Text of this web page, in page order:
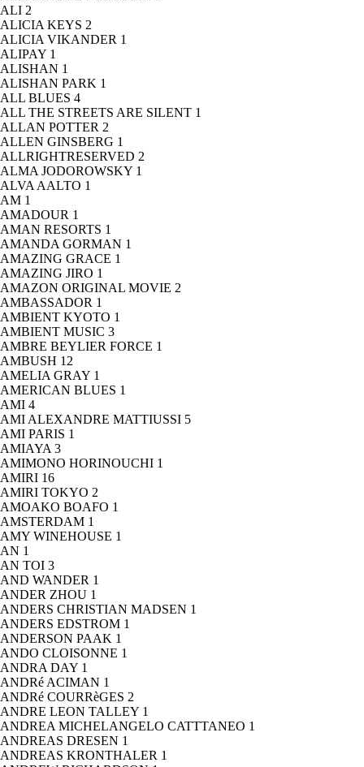
ALI 2
ALICIA KEYS 2
ALICIA VIKANDER 1
ALIPAY 1
ALISHAN 1
ALISHAN PARK 1
ALL BLUES 4
ALL THE STREETS ARE SILENT 1
ALLAN POTTER 2
ALLEN GINSBERG 1
ALLRIGHTRESERVED 2
ALMA JODOROWSKY 1
ALVA AALTO 1
AM 1
AMADOUR 1
AMAN RESORTS 1
AMANDA GORMAN 1
AMAZING GRACE 1
AMAZING JIRO 1
AMAZON ORIGINAL MOVIE 2
AMBASSADOR 1
AMBIENT KYOTO 1
AMBIENT MUSIC 3
AMBRE BEYLIER FORCE 1
AMBUSH 12
AMELIA GRAY 1
AMERICAN BLUES 1
AMI 4
AMI ALEXANDRE MATTIUSSI 5
AMI PARIS 1
AMIAYA 3
AMIMONO HORINOUCHI 1
AMIRI 16
AMIRI TOKYO 2
AMOAKO BOAFO 1
AMSTERDAM 1
AMY WINEHOUSE 1
AN 1
AN TOI 3
AND WANDER 1
ANDER ZHOU 1
ANDERS CHRISTIAN MADSEN 1
ANDERS EDSTROM 1
ANDERSON PAAK 1
ANDO CLOISONNE 1
ANDRA DAY 1
ANDRé ACIMAN 1
ANDRé COURRèGES 2
ANDRE LEON TALLEY 1
ANDREA MICHELANGELO CATTTANEO 1
ANDREAS DRESEN 1
ANDREAS KRONTHALER 1